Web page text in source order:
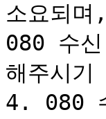
소요되
080 수
해주시기
4. 080